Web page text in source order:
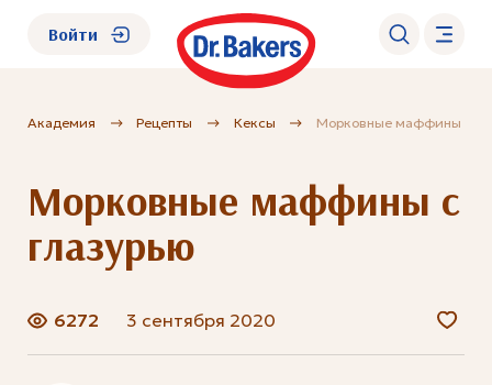
О нас
Каталог
Академия
Где купить?
Войти
Академия Рецепты Кексы Морковные маффины с
Морковные маффины с
глазурью
6272 3 сентября 2020